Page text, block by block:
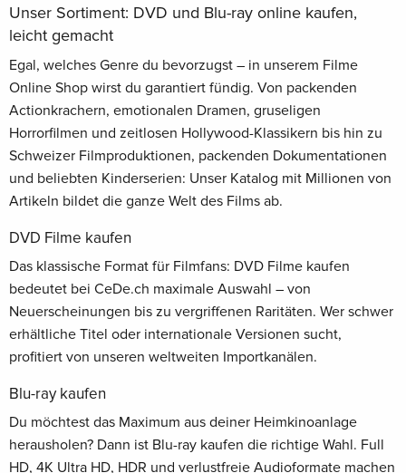
Unser Sortiment: DVD und Blu-ray online kaufen,
leicht gemacht
Egal, welches Genre du bevorzugst – in unserem Filme
Online Shop wirst du garantiert fündig. Von packenden
Actionkrachern, emotionalen Dramen, gruseligen
Horrorfilmen und zeitlosen Hollywood-Klassikern bis hin zu
Schweizer Filmproduktionen, packenden Dokumentationen
und beliebten Kinderserien: Unser Katalog mit Millionen von
Artikeln bildet die ganze Welt des Films ab.
DVD Filme kaufen
Das klassische Format für Filmfans: DVD Filme kaufen
bedeutet bei CeDe.ch maximale Auswahl – von
Neuerscheinungen bis zu vergriffenen Raritäten. Wer schwer
erhältliche Titel oder internationale Versionen sucht,
profitiert von unseren weltweiten Importkanälen.
Blu-ray kaufen
Du möchtest das Maximum aus deiner Heimkinoanlage
herausholen? Dann ist Blu-ray kaufen die richtige Wahl. Full
HD, 4K Ultra HD, HDR und verlustfreie Audioformate machen